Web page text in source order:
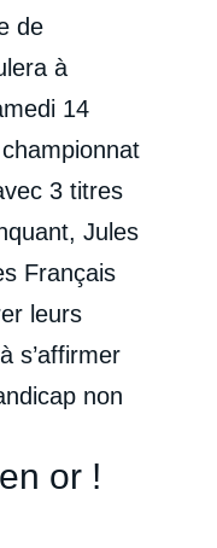
de
à
14
3 titres
Jules
Français
leurs
s’affirmer
non
or !